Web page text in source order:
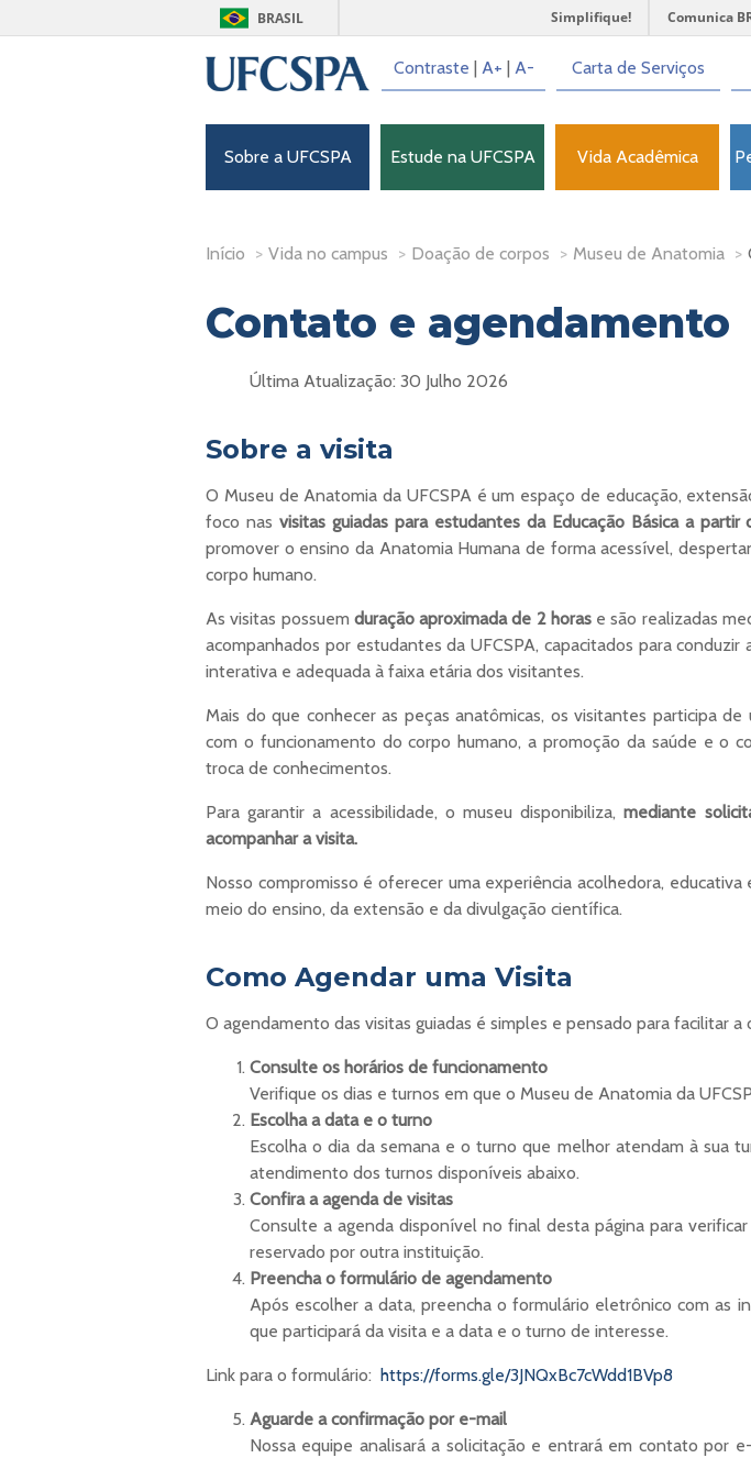
BRASIL Simplifique! Comunica
Contraste | A+ | A- Carta de Serviços
Sobre a UFCSPA Estude na UFCSPA Vida Acadêmica
Início > Vida no campus > Doação de corpos > Museu de Anatomia >
Contato e agendamento
Última Atualização: 30 Julho 2026
Sobre a visita
O Museu de Anatomia da UFCSPA é um espaço de educação,
foco nas visitas guiadas para estudantes da Educação Básica a
promover o ensino da Anatomia Humana de forma acessível,
corpo humano.
As visitas possuem duração aproximada de 2 horase são realizadas
acompanhados por estudantes da UFCSPA, capacitados para
interativa e adequada à faixa etária dos visitantes.
Mais do que conhecer as peças anatômicas, os visitantes participa
com o funcionamento do corpo humano, a promoção da saúde e o
troca de conhecimentos.
Para garantir a acessibilidade, o museu disponibiliza,mediante
acompanhar a visita.
Nosso compromisso é oferecer uma experiência acolhedora,
meio do ensino, da extensão e da divulgação científica.
Como Agendar uma Visita
O agendamento das visitas guiadas é simples e pensado para facilitar a
Consulte os horários de funcionamento
Verifique os dias e turnos em que o Museu de Anatomia da
Escolha a data e o turno
Escolha o dia da semana e o turno que melhor atendam à sua
atendimento dos turnos disponíveis abaixo.
Confira a agenda de visitas
Consulte a agenda disponível no final desta página para
reservado por outra instituição.
Preencha o formulário de agendamento
Após escolher a data, preencha o formulário eletrônico com as
que participará da visita e a data e o turno de interesse.
Link para o formulário: https://forms.gle/3JNQxBc7cWdd1BVp8
Aguarde a confirmação por e-mail
Nossa equipe analisará a solicitação e entrará em contato por